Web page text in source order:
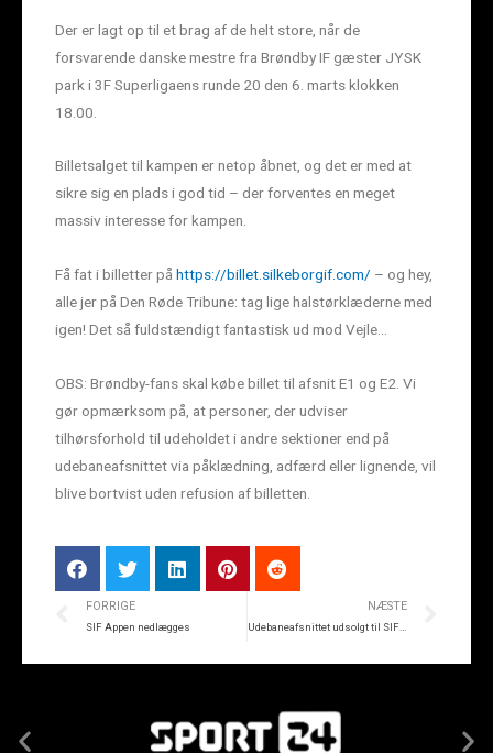
Der er lagt op til et brag af de helt store, når de
forsvarende danske mestre fra Brøndby IF gæster JYSK
park i 3F Superligaens runde 20 den 6. marts klokken
18.00.
Billetsalget til kampen er netop åbnet, og det er med at
sikre sig en plads i god tid – der forventes en meget
massiv interesse for kampen.
Få fat i billetter på https://billet.silkeborgif.com/ – og hey,
alle jer på Den Røde Tribune: tag lige halstørklæderne med
igen! Det så fuldstændigt fantastisk ud mod Vejle…
OBS: Brøndby-fans skal købe billet til afsnit E1 og E2. Vi
gør opmærksom på, at personer, der udviser
tilhørsforhold til udeholdet i andre sektioner end på
udebaneafsnittet via påklædning, adfærd eller lignende, vil
blive bortvist uden refusion af billetten.
FORRIGE
SIF Appen nedlægges
NÆSTE
Udebaneafsnittet udsolgt til SIF-Brøndby